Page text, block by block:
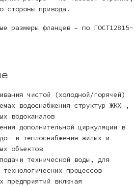
стороны привода.
размеры фланцев – по ГОСТ12815-
чистой (холодной/горячей)
водоснабжения структур ЖКХ ,
водоканалов
дополнительной циркуляции в
и теплоснабжения жилых и
объектов
технической воды, для
технологических процессов
предприятий включая